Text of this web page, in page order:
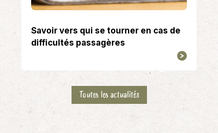
Savoir vers qui se tourner en cas de
difficultés passagères
Toutes les actualités